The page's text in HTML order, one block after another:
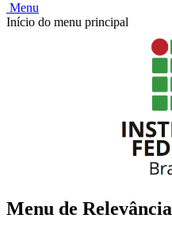
Menu
Início do menu principal
Menu de Relevância